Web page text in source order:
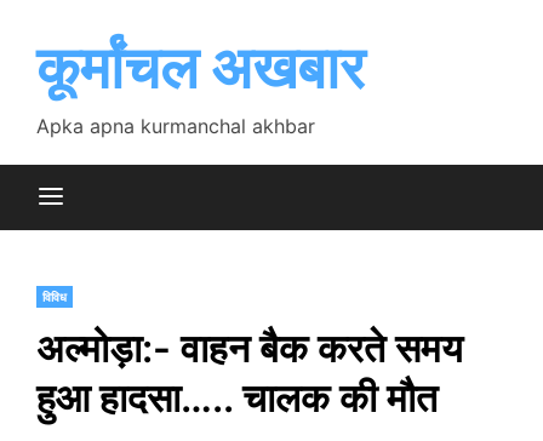
contentकूर्मांचल अखबार
Apka apna kurmanchal akhbar
विविध
अल्मोड़ा:- वाहन बैक करते समय
हुआ हादसा….. चालक की मौत